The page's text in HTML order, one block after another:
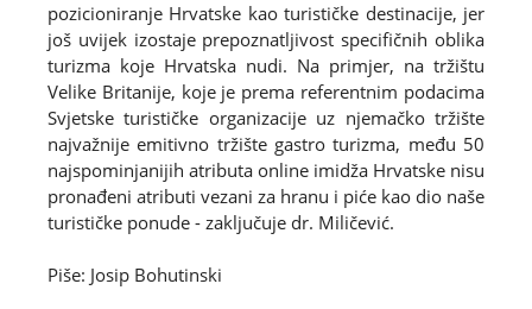
pozicioniranje Hrvatske kao turističke destinacije, jer
još uvijek izostaje prepoznatljivost specifičnih oblika
turizma koje Hrvatska nudi. Na primjer, na tržištu
Velike Britanije, koje je prema referentnim podacima
Svjetske turističke organizacije uz njemačko tržište
najvažnije emitivno tržište gastro turizma, među 50
najspominjanijih atributa online imidža Hrvatske nisu
pronađeni atributi vezani za hranu i piće kao dio naše
turističke ponude - zaključuje dr. Miličević.
Piše: Josip Bohutinski